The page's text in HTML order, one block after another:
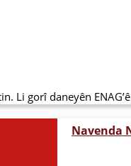
Li gorî daneyên
Navenda